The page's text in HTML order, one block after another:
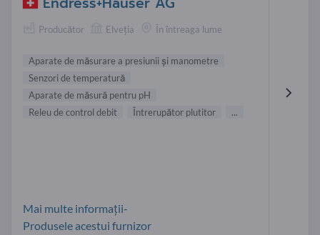
Producător Elveţia În întreaga lume
Aparate de măsurare a presiunii și manometre
Senzori de temperatură
Aparate de măsură pentru pH
Releu de control debit
Întrerupător plutitor ...
Mai multe informații-
Produsele acestui furnizor